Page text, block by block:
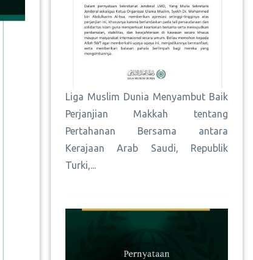
Liga Muslim Dunia Menyambut Baik
Perjanjian Makkah tentang
Pertahanan Bersama antara
Kerajaan Arab Saudi, Republik
Turki,...